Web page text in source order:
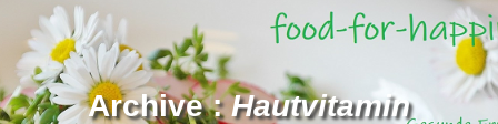
Archive :Hautvitamin